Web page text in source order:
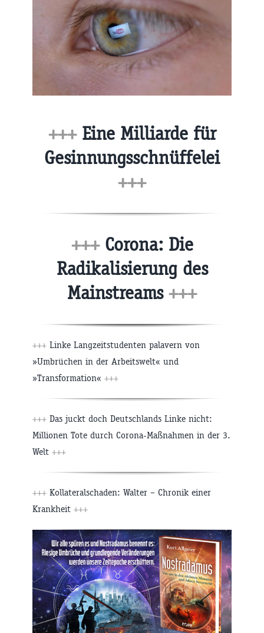
+++Eine Milliarde für
Gesinnungsschnüffelei
+++
+++Corona: Die
Radikalisierung des
Mainstreams +++
+++ Linke Langzeitstudenten palavern von
»Umbrüchen in der Arbeitswelt« und
»Transformation« +++
+++ Das juckt doch Deutschlands Linke nicht:
Millionen Tote durch Corona-Maßnahmen in der 3.
Welt +++
+++ Kollateralschaden: Walter – Chronik einer
Krankheit +++